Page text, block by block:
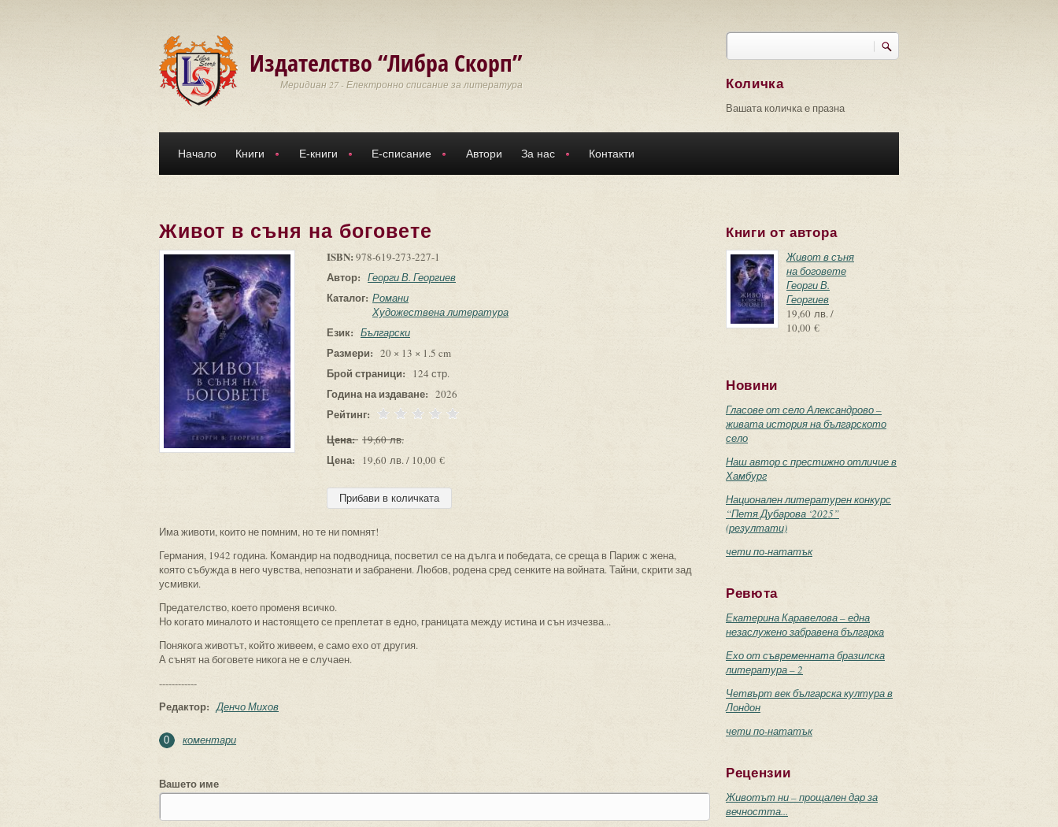
Издателство “Либра Скорп”
Меридиан 27 - Електронно списание за литература
Търси
Количка
Вашата количка е празна
Начало Книги Е-книги Е-списание Автори За нас Контакти
Живот в съня на боговете
ISBN: 978-619-273-227-1
Автор: Георги В. Георгиев
Каталог: Романи
Художествена литература
Език: Български
Размери: 20 × 13 × 1.5 cm
Брой страници: 124 стр.
Година на издаване: 2026
Рейтинг:
Цена: 19,60 лв.
Цена: 19,60 лв. / 10,00 €
Има животи, които не помним, но те ни помнят!
Германия, 1942 година. Командир на подводница, посветил се на дълга и победата, се среща в Париж с жена,
която събужда в него чувства, непознати и забранени. Любов, родена сред сенките на войната. Тайни, скрити зад
усмивки.
Предателство, което променя всичко.
Но когато миналото и настоящето се преплетат в едно, границата между истина и сън изчезва...
Понякога животът, който живеем, е само ехо от другия.
А сънят на боговете никога не е случаен.
------------
Редактор: Денчо Михов
0 коментари
Вашето име
Книги от автора
Живот в съня
на боговете
Георги В.
Георгиев
19,60 лв. /
10,00 €
Новини
Гласове от село Александрово –
живата история на българското
село
Наш автор с престижно отличие в
Хамбург
Национален литературен конкурс
“Петя Дубарова ‘2025”
(резултати)
чети по-нататък
Ревюта
Екатерина Каравелова – една
незаслужено забравена българка
Ехо от съвременната бразилска
литература – 2
Четвърт век българска култура в
Лондон
чети по-нататък
Рецензии
Животът ни – прощален дар за
вечността...